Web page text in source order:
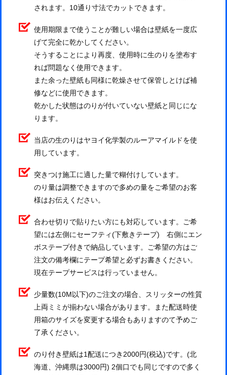
されます。10通り寸法でカットできます。
使用期限まで使うことが難しい場合は壁紙を一度広
げて完全に乾かしてください。
そうすることにより再度、使用時に生のりを塗布す
れば問題なく使用できます。
また余った壁紙も同様に乾燥させて保管しとけば補
修などに使用できます。
乾かした状態はのりが付いていない壁紙と同じにな
ります。
当店の生のりはヤヨイ化学製のルーアマイルドを使
用しています。
突きつけ施工に適した量で糊付けしています。
のり量は調整できますので多めの量をご希望のお客
様はお伝えください。
合わせ切りで貼りたい方にも対応しています。ご希
望には左側にセーフティ(下敷きテープ) 右側にエン
ボステープ付きで納品しています。ご希望の方はご
注文の備考欄にテープ希望と必ずお書きください。
現在テープサービスは行っていません。
少量数(10M以下)のご注文の場合、スリッターの性質
上両ミミが揃わない場合があります。また配送時使
用箱のサイズを変更する場合もありますのて予めご
了承ください。
のり付き壁紙は1配送につき2000円(税込)です。(北
海道、沖縄県は3000円) 2個口でも同じですので多く